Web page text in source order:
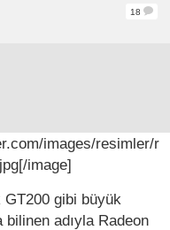
18
images/resimler/r
image]
GT200 gibi büyük
adıyla Radeon